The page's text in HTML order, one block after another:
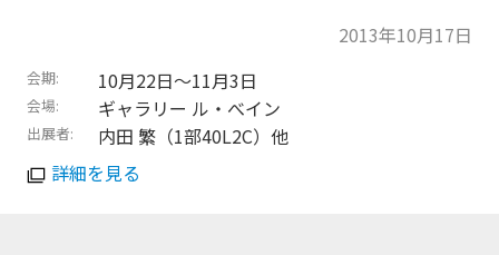
2013年10月17日
会期 10月22日〜11月3日
会場 ギャラリー ル・べイン
出展者
内田 繁（1部40L2C）他
詳細を見る